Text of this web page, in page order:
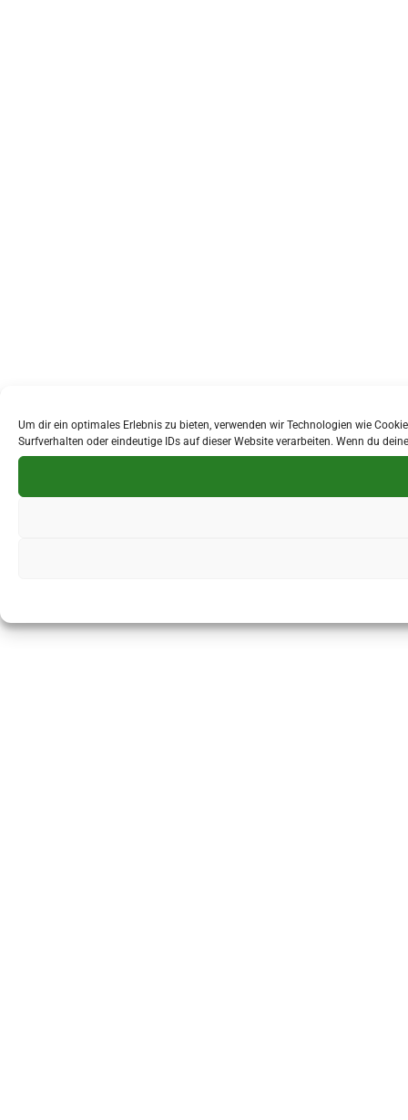
Um dir ein optimales Erlebnis zu bieten, verwenden wir Technologien wie
Surfverhalten oder eindeutige IDs auf dieser Website verarbeiten. Wenn du